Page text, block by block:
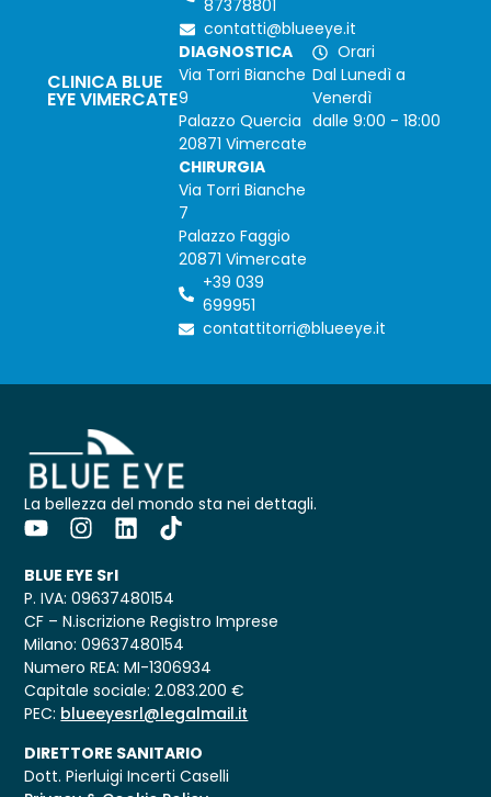
87378801
contatti@blueeye.it
CLINICA BLUE
EYE VIMERCATE
DIAGNOSTICA
Via Torri Bianche
9
Palazzo Quercia
20871 Vimercate
CHIRURGIA
Via Torri Bianche
7
Palazzo Faggio
20871 Vimercate
+39 039
699951
contattitorri@blueeye.it
Orari
Dal Lunedì a
Venerdì
dalle 9:00 - 18:00
La bellezza del mondo sta nei dettagli.
BLUE EYE Srl
P. IVA: 09637480154
CF – N.iscrizione Registro Imprese
Milano: 09637480154
Numero REA: MI-1306934
Capitale sociale: 2.083.200 €
PEC: blueeyesrl@legalmail.it
DIRETTORE SANITARIO
Dott. Pierluigi Incerti Caselli